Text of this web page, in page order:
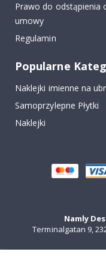
Prawo do odstąpienia
umowy
Regulamin
Popularne
Naklejki imienne na
Samoprzylepne Płytki
Naklejki
Namly
Terminalgatan 9,